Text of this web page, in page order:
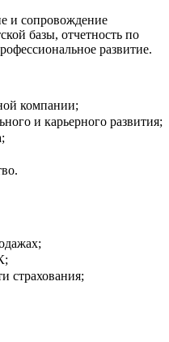
и сопровождение
базы, отчетность по
развитие.
компании;
и карьерного развития;
страхования;